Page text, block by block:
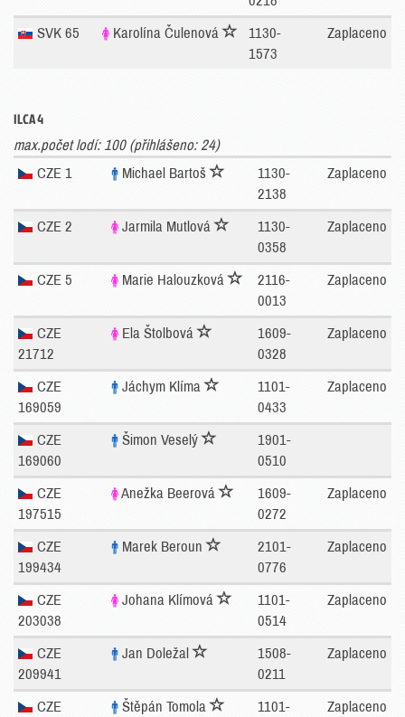
SVK 65 Karolína Čulenová
1130-
1573
Zaplaceno
ILCA 4
max.počet lodí: 100 (přihlášeno: 24)
CZE 1
Michael Bartoš
1130-
2138
Zaplaceno
CZE 2 Jarmila Mutlová
1130-
0358
Zaplaceno
CZE 5 Marie Halouzková
2116-
0013
Zaplaceno
CZE
21712
Ela Štolbová
1609-
0328
Zaplaceno
CZE
169059
Jáchym Klíma
1101-
0433
Zaplaceno
CZE
169060
Šimon Veselý
1901-
0510
CZE
197515
Anežka Beerová
1609-
0272
Zaplaceno
CZE
199434
Marek Beroun
2101-
0776
Zaplaceno
CZE
203038
Johana Klímová
1101-
0514
Zaplaceno
CZE
209941
Jan Doležal
1508-
0211
Zaplaceno
CZE
Štěpán Tomola
1101-
Zaplaceno